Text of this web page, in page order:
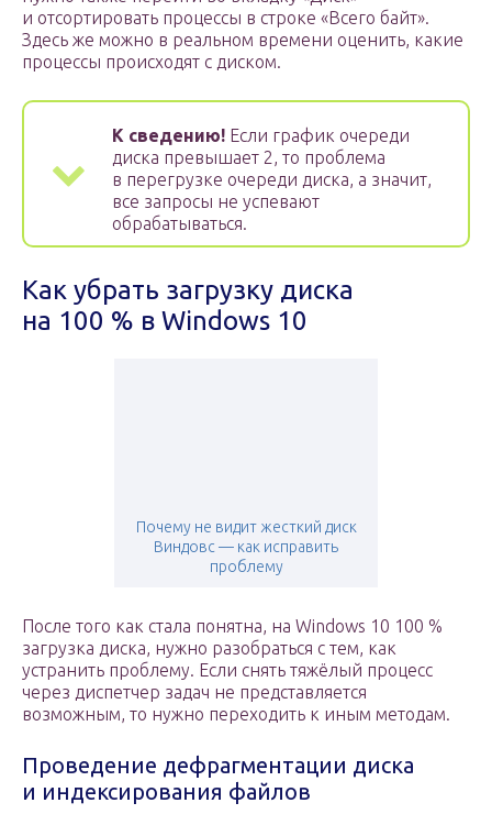
и отсортировать процессы в строке «Всего байт».
Здесь же можно в реальном времени оценить, какие
процессы происходят с диском.
К сведению! Если график очереди
диска превышает 2, то проблема
в перегрузке очереди диска, а значит,
все запросы не успевают
обрабатываться.
Как убрать загрузку диска
на 100 % в Windows 10
Почему не видит жесткий диск
Виндовс — как исправить
проблему
После того как стала понятна, на Windows 10 100 %
загрузка диска, нужно разобраться с тем, как
устранить проблему. Если снять тяжёлый процесс
через диспетчер задач не представляется
возможным, то нужно переходить к иным методам.
Проведение дефрагментации диска
и индексирования файлов